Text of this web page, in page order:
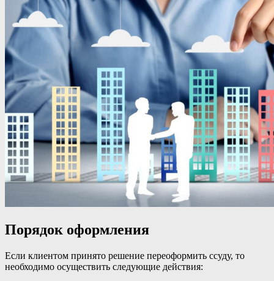
Порядок оформления
Если клиентом принято решение переоформить ссуду, то
необходимо осуществить следующие действия: